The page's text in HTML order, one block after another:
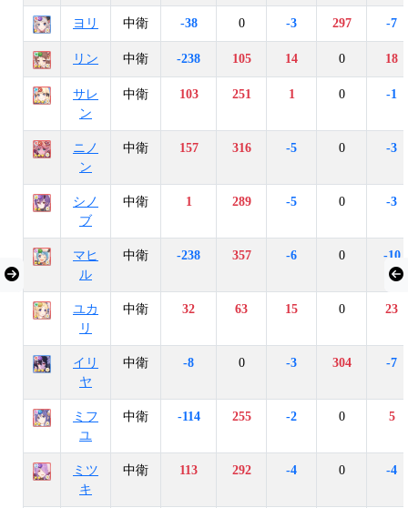
ヨリ 中衛 -38 0 -3 297 -7
リン 中衛 -238 105 14 0 18
サレ
ン
中衛 103 251 1 0 -1
ニノ
ン
中衛 157 316 -5 0 -3
シノ
ブ
中衛 1 289 -5 0 -3
マヒ
ル
中衛 -238 357 -6 0 -10
ユカ
リ
中衛 32 63 15 0 23
イリ
ヤ
中衛 -8 0 -3 304 -7
ミフ
ユ
中衛 -114 255 -2 0 5
ミツ
キ
中衛 113 292 -4 0 -4